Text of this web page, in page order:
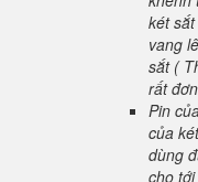
két
vang
sắt (
rất
Pin
của
dùng
cho